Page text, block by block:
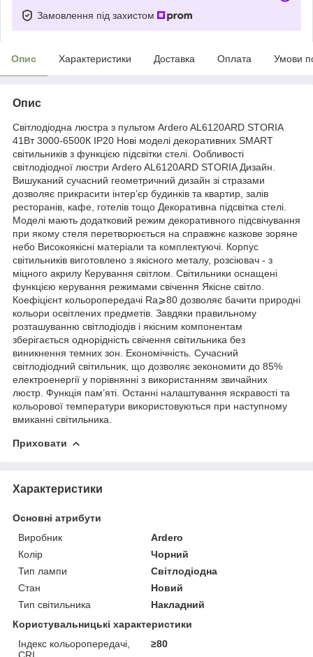
Замовлення під захистом
Опис Характеристики Доставка Оплата Умови
Опис
Світлодіодна люстра з пультом Ardero AL6120ARD STORIA
41Вт 3000-6500К IP20 Нові моделі декоративних SMART
світильників з функцією підсвітки стелі. Ообливості
світлодіодної люстри Ardero AL6120ARD STORIA Дизайн.
Вишуканий сучасний геометричний дизайн зі стразами
дозволяє прикрасити інтер’єр будинків та квартир, залів
ресторанів, кафе, готелів тощо Декоративна підсвітка стелі.
Моделі мають додатковий режим декоративного підсвічування
при якому стеля перетворюється на справжнє казкове зоряне
небо Високоякісні матеріали та комплектуючі. Корпус
світильників виготовлено з якісного металу, розсіювач - з
міцного акрилу Керування світлом. Світильники оснащені
функцією керування режимами свічення Якісне світло.
Коефіцієнт кольоропередачі Ra⩾80 дозволяє бачити природні
кольори освітлених предметів. Завдяки правильному
розташуванню світлодіодів і якісним компонентам
зберігається однорідність свічення світильника без
виникнення темних зон. Економічність. Сучасний
світлодіодний світильник, що дозволяє зекономити до 85%
електроенергії у порівнянні з використанням звичайних
люстр. Функція пам’яті. Останні налаштування яскравості та
кольорової температури використовуються при наступному
вмиканні світильника.
Приховати
Характеристики
Основні атрибути
Виробник
Ardero
Колір
Чорний
Тип лампи
Світлодіодна
Стан
Новий
Тип світильника
Накладний
Користувальницькі характеристики
Індекс кольоропередачі,
CRI
≥80